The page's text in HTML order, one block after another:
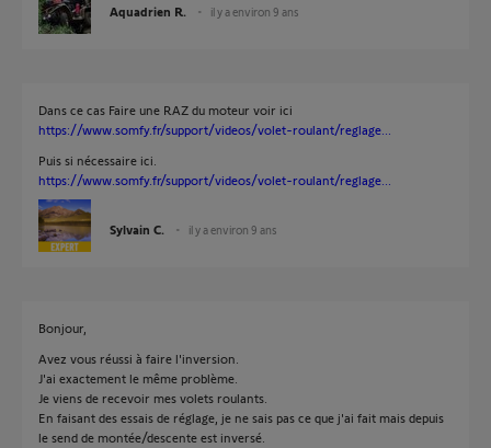
Aquadrien R. il y a environ 9 ans
Dans ce cas Faire une RAZ du moteur voir ici
https://www.somfy.fr/support/videos/volet-roulant/reglage...
Puis si nécessaire ici.
https://www.somfy.fr/support/videos/volet-roulant/reglage...
Sylvain C. il y a environ 9 ans
Bonjour,
Avez vous réussi à faire l'inversion.
J'ai exactement le même problème.
Je viens de recevoir mes volets roulants.
En faisant des essais de réglage, je ne sais pas ce que j'ai fait mais depuis
le send de montée/descente est inversé.